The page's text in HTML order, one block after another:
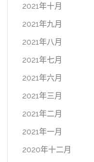
2021年十月
2021年九月
2021年八月
2021年七月
2021年六月
2021年三月
2021年二月
2021年一月
2020年十二月